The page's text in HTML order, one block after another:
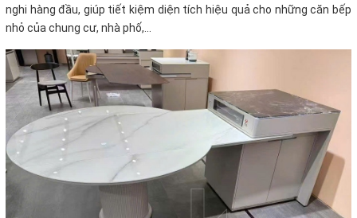
nghi hàng đầu, giúp tiết kiệm diện tích hiệu quả cho những căn bếp
nhỏ của chung cư, nhà phố,...